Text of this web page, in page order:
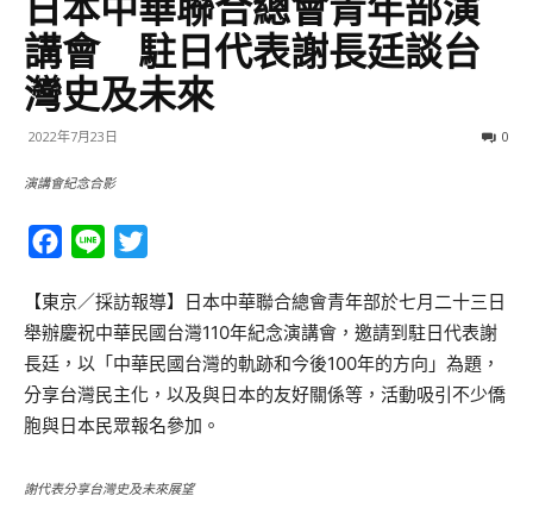
日本中華聯合總會青年部演
講會 駐日代表謝長廷談台
灣史及未來
2022年7月23日 0
演講會紀念合影
Facebook
Line
【東京／採訪報導】日本中華聯合總會青年部於七月二十三日
舉辦慶祝中華民國台灣110年紀念演講會，邀請到駐日代表謝
長廷，以「中華民國台灣的軌跡和今後100年的方向」為題，
分享台灣民主化，以及與日本的友好關係等，活動吸引不少僑
胞與日本民眾報名參加。
謝代表分享台灣史及未來展望